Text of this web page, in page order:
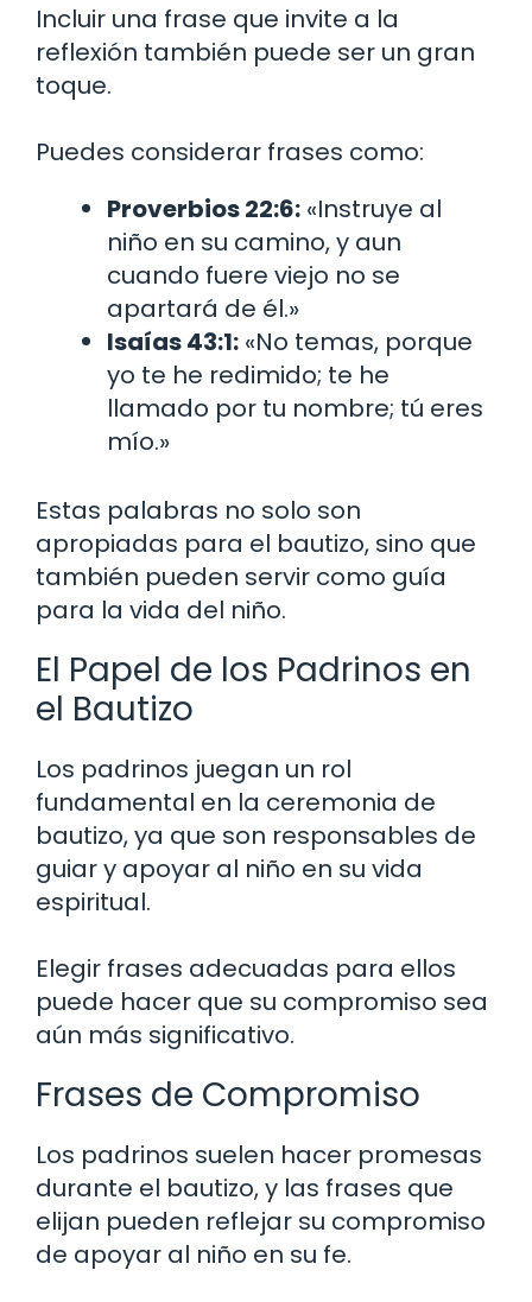
Incluir una frase que invite a la
reflexión también puede ser un gran
toque.
Puedes considerar frases como:
Proverbios 22:6: «Instruye al
niño en su camino, y aun
cuando fuere viejo no se
apartará de él.»
Isaías 43:1: «No temas, porque
yo te he redimido; te he
llamado por tu nombre; tú eres
mío.»
Estas palabras no solo son
apropiadas para el bautizo, sino que
también pueden servir como guía
para la vida del niño.
El Papel de los Padrinos en
el Bautizo
Los padrinos juegan un rol
fundamental en la ceremonia de
bautizo, ya que son responsables de
guiar y apoyar al niño en su vida
espiritual.
Elegir frases adecuadas para ellos
puede hacer que su compromiso sea
aún más significativo.
Frases de Compromiso
Los padrinos suelen hacer promesas
durante el bautizo, y las frases que
elijan pueden reflejar su compromiso
de apoyar al niño en su fe.